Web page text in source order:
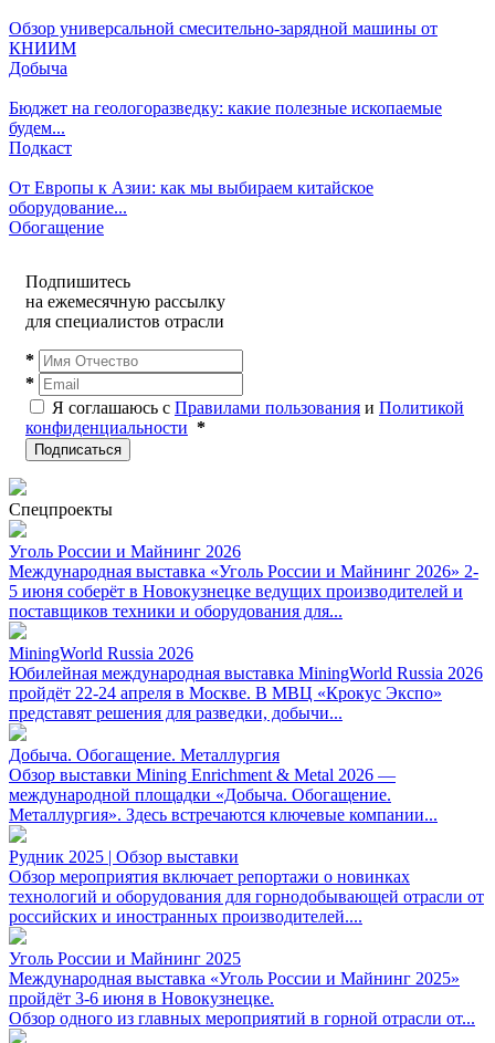
Обзор универсальной смесительно-зарядной машины от
КНИИМ
Добыча
Бюджет на геологоразведку: какие полезные ископаемые
будем...
Подкаст
От Европы к Азии: как мы выбираем китайское
оборудование...
Обогащение
Подпишитесь
на ежемесячную рассылку
для специалистов отрасли
*
*
Я соглашаюсь с Правилами пользования и Политикой
конфиденциальности *
Подписаться
Спецпроекты
Уголь России и Майнинг 2026
Международная выставка «Уголь России и Майнинг 2026» 2-
5 июня соберёт в Новокузнецке ведущих производителей и
поставщиков техники и оборудования для...
MiningWorld Russia 2026
Юбилейная международная выставка MiningWorld Russia 2026
пройдёт 22-24 апреля в Москве. В МВЦ «Крокус Экспо»
представят решения для разведки, добычи...
Добыча. Обогащение. Металлургия
Обзор выставки Mining Enrichment & Metal 2026 —
международной площадки «Добыча. Обогащение.
Металлургия». Здесь встречаются ключевые компании...
Рудник 2025 | Обзор выставки
Обзор мероприятия включает репортажи о новинках
технологий и оборудования для горнодобывающей отрасли от
российских и иностранных производителей....
Уголь России и Майнинг 2025
Международная выставка «Уголь России и Майнинг 2025»
пройдёт 3-6 июня в Новокузнецке.
Обзор одного из главных мероприятий в горной отрасли от...